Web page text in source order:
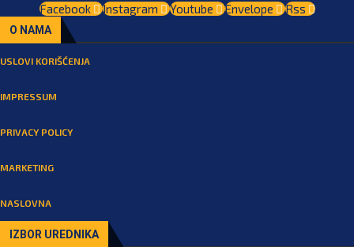
Facebook Instagram Youtube Envelope Rss
O NAMA
USLOVI KORIŠĆENJA
IMPRESSUM
PRIVACY POLICY
MARKETING
NASLOVNA
IZBOR UREDNIKA